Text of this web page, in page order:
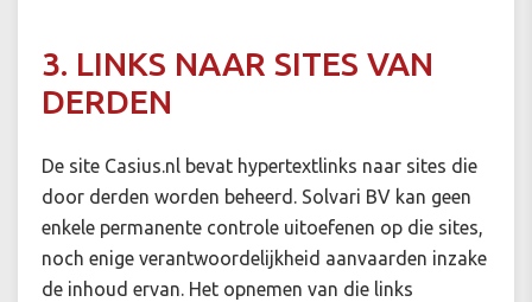
3. LINKS NAAR SITES VAN
DERDEN
De site Casius.nl bevat hypertextlinks naar sites die
door derden worden beheerd. Solvari BV kan geen
enkele permanente controle uitoefenen op die sites,
noch enige verantwoordelijkheid aanvaarden inzake
de inhoud ervan. Het opnemen van die links